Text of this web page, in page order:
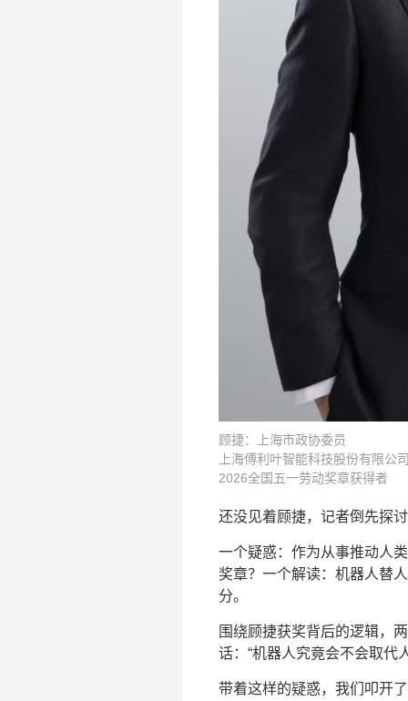
顾捷：上海市政协委员
上海傅利叶智能科技股份有限公
2026全国五一劳动奖章获得者
还没见着顾捷，记者倒先探
一个疑惑：作为从事推动人
奖章？一个解读：机器人替
分。
围绕顾捷获奖背后的逻辑，
话：“机器人究竟会不会取代
带着这样的疑惑，我们叩开